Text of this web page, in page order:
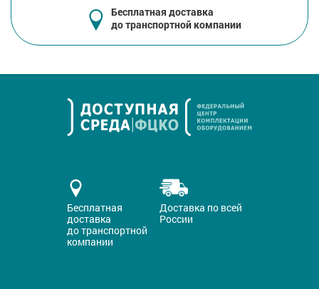
Бесплатная доставка
до транспортной компании
Бесплатная
доставка
до транспортной
компании
Доставка по всей
России